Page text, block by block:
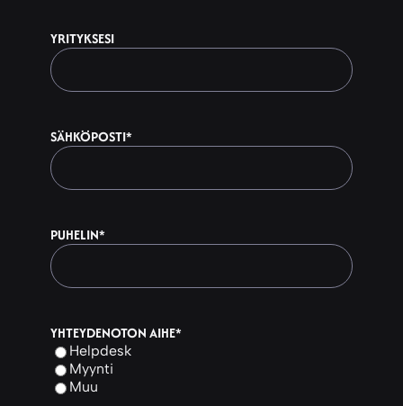
YRITYKSESI
SÄHKÖPOSTI*
PUHELIN*
YHTEYDENOTON AIHE*
Helpdesk
Myynti
Muu